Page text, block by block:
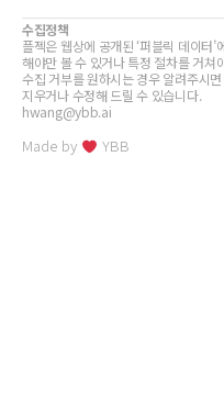
수집정책
플젝은 웹상에 공개된 ‘퍼블릭 데이터
해야만 볼 수 있거나 특정 절차를 거쳐
수집 거부를 원하시는 경우 알려주시
지우거나 수정해 드릴 수 있습니다.
hwang@ybb.ai
Made by YBB